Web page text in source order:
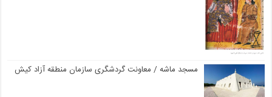
مسجد ماشه / معاونت گردشگری سازمان منطقه آزاد کیش